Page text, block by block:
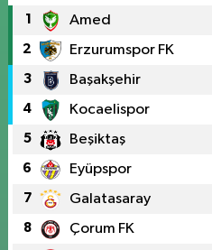
1 Amed
2 Erzurumspor FK
3 Başakşehir
4 Kocaelispor
5 Beşiktaş
6 Eyüpspor
7 Galatasaray
8 Çorum FK